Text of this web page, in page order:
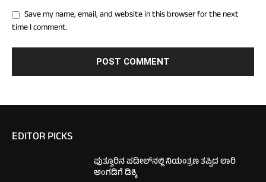
Save my name, email, and website in this browser for the next
time I comment.
EDITOR PICKS
ಪುತ್ತೂರಿನ ಪಡೀಲ್‌ನಲ್ಲಿ ನಿಯಂತ್ರಣ ತಪ್ಪಿದ ಲಾರಿ
ಅಂಗಡಿಗೆ ಡಿಕ್ಕಿ